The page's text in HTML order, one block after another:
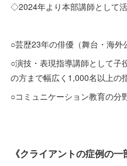
◇2024年より本部講師として
○芸歴23年の俳優（舞台・海外
○演技・表現指導講師として子
の方まで幅広く1,000名以上の
○コミュニケーション教育の分
《クライアントの症例の一